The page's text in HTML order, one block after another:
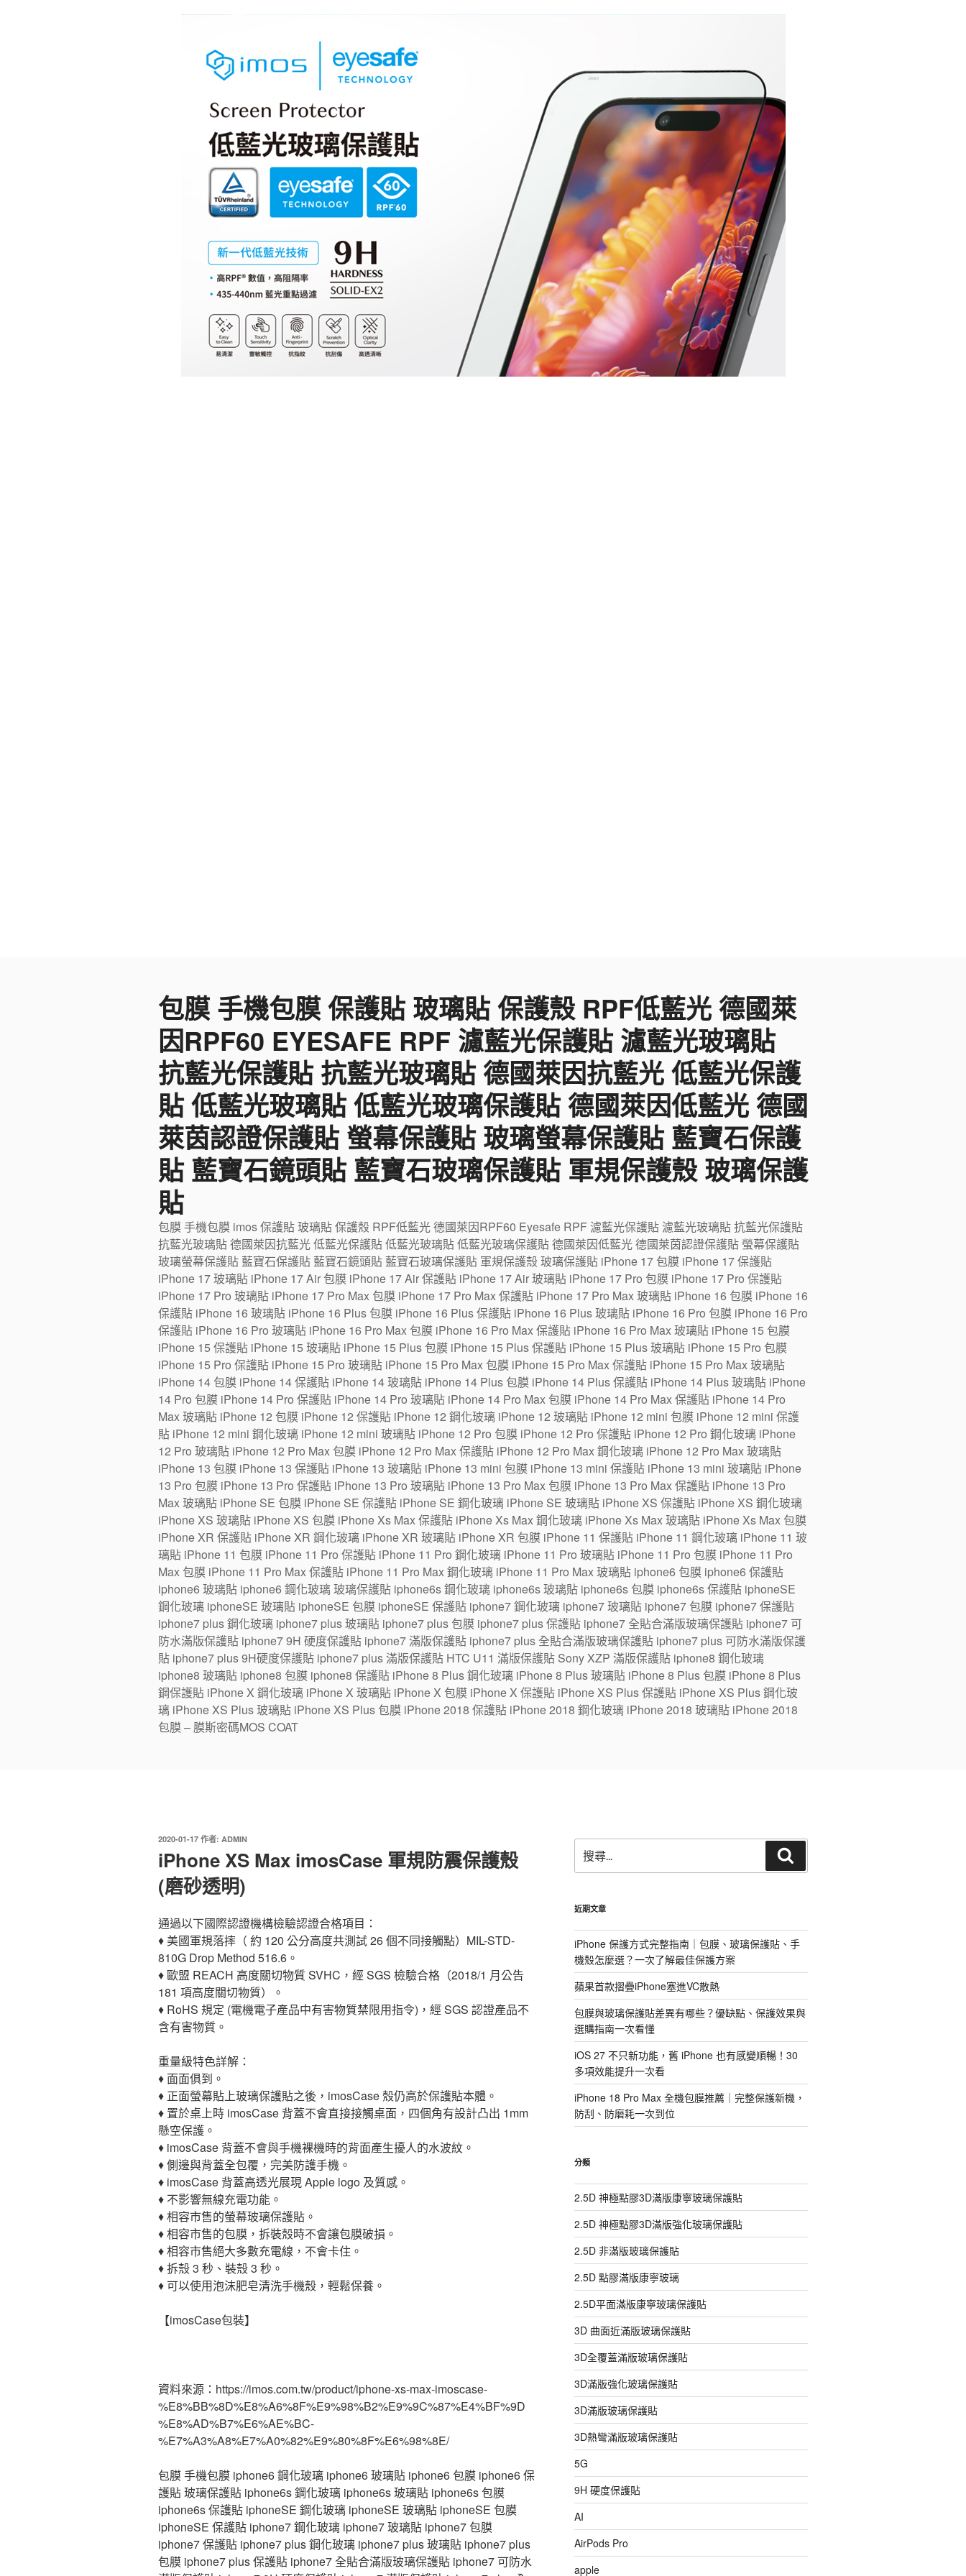
包膜 手機包膜 保護貼 玻璃貼 保護殼 RPF低藍光 德國萊
因RPF60 EYESAFE RPF 濾藍光保護貼 濾藍光玻璃貼
抗藍光保護貼 抗藍光玻璃貼 德國萊因抗藍光 低藍光保護
貼 低藍光玻璃貼 低藍光玻璃保護貼 德國萊因低藍光 德國
萊茵認證保護貼 螢幕保護貼 玻璃螢幕保護貼 藍寶石保護
貼 藍寶石鏡頭貼 藍寶石玻璃保護貼 軍規保護殼 玻璃保護
貼
包膜 手機包膜 imos 保護貼 玻璃貼 保護殼 RPF低藍光 德國萊因RPF60 Eyesafe RPF 濾藍光保護貼 濾藍光玻璃貼 抗藍光保護貼
抗藍光玻璃貼 德國萊因抗藍光 低藍光保護貼 低藍光玻璃貼 低藍光玻璃保護貼 德國萊因低藍光 德國萊茵認證保護貼 螢幕保護貼
玻璃螢幕保護貼 藍寶石保護貼 藍寶石鏡頭貼 藍寶石玻璃保護貼 軍規保護殼 玻璃保護貼 iPhone 17 包膜 iPhone 17 保護貼
iPhone 17 玻璃貼 iPhone 17 Air 包膜 iPhone 17 Air 保護貼 iPhone 17 Air 玻璃貼 iPhone 17 Pro 包膜 iPhone 17 Pro 保護貼
iPhone 17 Pro 玻璃貼 iPhone 17 Pro Max 包膜 iPhone 17 Pro Max 保護貼 iPhone 17 Pro Max 玻璃貼 iPhone 16 包膜 iPhone 16
保護貼 iPhone 16 玻璃貼 iPhone 16 Plus 包膜 iPhone 16 Plus 保護貼 iPhone 16 Plus 玻璃貼 iPhone 16 Pro 包膜 iPhone 16 Pro
保護貼 iPhone 16 Pro 玻璃貼 iPhone 16 Pro Max 包膜 iPhone 16 Pro Max 保護貼 iPhone 16 Pro Max 玻璃貼 iPhone 15 包膜
iPhone 15 保護貼 iPhone 15 玻璃貼 iPhone 15 Plus 包膜 iPhone 15 Plus 保護貼 iPhone 15 Plus 玻璃貼 iPhone 15 Pro 包膜
iPhone 15 Pro 保護貼 iPhone 15 Pro 玻璃貼 iPhone 15 Pro Max 包膜 iPhone 15 Pro Max 保護貼 iPhone 15 Pro Max 玻璃貼
iPhone 14 包膜 iPhone 14 保護貼 iPhone 14 玻璃貼 iPhone 14 Plus 包膜 iPhone 14 Plus 保護貼 iPhone 14 Plus 玻璃貼 iPhone
14 Pro 包膜 iPhone 14 Pro 保護貼 iPhone 14 Pro 玻璃貼 iPhone 14 Pro Max 包膜 iPhone 14 Pro Max 保護貼 iPhone 14 Pro
Max 玻璃貼 iPhone 12 包膜 iPhone 12 保護貼 iPhone 12 鋼化玻璃 iPhone 12 玻璃貼 iPhone 12 mini 包膜 iPhone 12 mini 保護
貼 iPhone 12 mini 鋼化玻璃 iPhone 12 mini 玻璃貼 iPhone 12 Pro 包膜 iPhone 12 Pro 保護貼 iPhone 12 Pro 鋼化玻璃 iPhone
12 Pro 玻璃貼 iPhone 12 Pro Max 包膜 iPhone 12 Pro Max 保護貼 iPhone 12 Pro Max 鋼化玻璃 iPhone 12 Pro Max 玻璃貼
iPhone 13 包膜 iPhone 13 保護貼 iPhone 13 玻璃貼 iPhone 13 mini 包膜 iPhone 13 mini 保護貼 iPhone 13 mini 玻璃貼 iPhone
13 Pro 包膜 iPhone 13 Pro 保護貼 iPhone 13 Pro 玻璃貼 iPhone 13 Pro Max 包膜 iPhone 13 Pro Max 保護貼 iPhone 13 Pro
Max 玻璃貼 iPhone SE 包膜 iPhone SE 保護貼 iPhone SE 鋼化玻璃 iPhone SE 玻璃貼 iPhone XS 保護貼 iPhone XS 鋼化玻璃
iPhone XS 玻璃貼 iPhone XS 包膜 iPhone Xs Max 保護貼 iPhone Xs Max 鋼化玻璃 iPhone Xs Max 玻璃貼 iPhone Xs Max 包膜
iPhone XR 保護貼 iPhone XR 鋼化玻璃 iPhone XR 玻璃貼 iPhone XR 包膜 iPhone 11 保護貼 iPhone 11 鋼化玻璃 iPhone 11 玻
璃貼 iPhone 11 包膜 iPhone 11 Pro 保護貼 iPhone 11 Pro 鋼化玻璃 iPhone 11 Pro 玻璃貼 iPhone 11 Pro 包膜 iPhone 11 Pro
Max 包膜 iPhone 11 Pro Max 保護貼 iPhone 11 Pro Max 鋼化玻璃 iPhone 11 Pro Max 玻璃貼 iphone6 包膜 iphone6 保護貼
iphone6 玻璃貼 iphone6 鋼化玻璃 玻璃保護貼 iphone6s 鋼化玻璃 iphone6s 玻璃貼 iphone6s 包膜 iphone6s 保護貼 iphoneSE
鋼化玻璃 iphoneSE 玻璃貼 iphoneSE 包膜 iphoneSE 保護貼 iphone7 鋼化玻璃 iphone7 玻璃貼 iphone7 包膜 iphone7 保護貼
iphone7 plus 鋼化玻璃 iphone7 plus 玻璃貼 iphone7 plus 包膜 iphone7 plus 保護貼 iphone7 全貼合滿版玻璃保護貼 iphone7 可
防水滿版保護貼 iphone7 9H 硬度保護貼 iphone7 滿版保護貼 iphone7 plus 全貼合滿版玻璃保護貼 iphone7 plus 可防水滿版保護
貼 iphone7 plus 9H硬度保護貼 iphone7 plus 滿版保護貼 HTC U11 滿版保護貼 Sony XZP 滿版保護貼 iphone8 鋼化玻璃
iphone8 玻璃貼 iphone8 包膜 iphone8 保護貼 iPhone 8 Plus 鋼化玻璃 iPhone 8 Plus 玻璃貼 iPhone 8 Plus 包膜 iPhone 8 Plus
鋼保護貼 iPhone X 鋼化玻璃 iPhone X 玻璃貼 iPhone X 包膜 iPhone X 保護貼 iPhone XS Plus 保護貼 iPhone XS Plus 鋼化玻
璃 iPhone XS Plus 玻璃貼 iPhone XS Plus 包膜 iPhone 2018 保護貼 iPhone 2018 鋼化玻璃 iPhone 2018 玻璃貼 iPhone 2018
包膜 – 膜斯密碼MOS COAT
發
2020-01-17 作者: ADMIN
iPhone XS Max imosCase 軍規防震保護殼
(磨砂透明)
通過以下國際認證機構檢驗認證合格項目：
♦ 美國軍規落摔（ 約 120 公分高度共測試 26 個不同接觸點）MIL-STD-
810G Drop Method 516.6。
♦ 歐盟 REACH 高度關切物質 SVHC，經 SGS 檢驗合格（2018/1 月公告
181 項高度關切物質）。
♦ RoHS 規定 (電機電子產品中有害物質禁限用指令)，經 SGS 認證產品不
含有害物質。
重量級特色詳解：
♦ 面面俱到。
♦ 正面螢幕貼上玻璃保護貼之後，imosCase 殼仍高於保護貼本體。
♦ 置於桌上時 imosCase 背蓋不會直接接觸桌面，四個角有設計凸出 1mm
懸空保護。
♦ imosCase 背蓋不會與手機裸機時的背面產生擾人的水波紋。
♦ 側邊與背蓋全包覆，完美防護手機。
♦ imosCase 背蓋高透光展現 Apple logo 及質感。
♦ 不影響無線充電功能。
♦ 相容市售的螢幕玻璃保護貼。
♦ 相容市售的包膜，拆裝殼時不會讓包膜破損。
♦ 相容市售絕大多數充電線，不會卡住。
♦ 拆殼 3 秒、裝殼 3 秒。
♦ 可以使用泡沫肥皂清洗手機殼，輕鬆保養。
【imosCase包裝】
資料來源：https://imos.com.tw/product/iphone-xs-max-imoscase-
%E8%BB%8D%E8%A6%8F%E9%98%B2%E9%9C%87%E4%BF%9D
%E8%AD%B7%E6%AE%BC-
%E7%A3%A8%E7%A0%82%E9%80%8F%E6%98%8E/
包膜 手機包膜 iphone6 鋼化玻璃 iphone6 玻璃貼 iphone6 包膜 iphone6 保
護貼 玻璃保護貼 iphone6s 鋼化玻璃 iphone6s 玻璃貼 iphone6s 包膜
iphone6s 保護貼 iphoneSE 鋼化玻璃 iphoneSE 玻璃貼 iphoneSE 包膜
iphoneSE 保護貼 iphone7 鋼化玻璃 iphone7 玻璃貼 iphone7 包膜
iphone7 保護貼 iphone7 plus 鋼化玻璃 iphone7 plus 玻璃貼 iphone7 plus
包膜 iphone7 plus 保護貼 iphone7 全貼合滿版玻璃保護貼 iphone7 可防水
尋
關
字:
尋
近期文章
iPhone 保護方式完整指南｜包膜、玻璃保護貼、手
機殼怎麼選？一次了解最佳保護方案
蘋果首款摺疊iPhone塞進VC散熱
包膜與玻璃保護貼差異有哪些？優缺點、保護效果與
選購指南一次看懂
iOS 27 不只新功能，舊 iPhone 也有感變順暢！30
多項效能提升一次看
iPhone 18 Pro Max 全機包膜推薦｜完整保護新機，
防刮、防磨耗一次到位
分類
2.5D 神極點膠3D滿版康寧玻璃保護貼
2.5D 神極點膠3D滿版強化玻璃保護貼
2.5D 非滿版玻璃保護貼
2.5D 點膠滿版康寧玻璃
2.5D平面滿版康寧玻璃保護貼
3D 曲面近滿版玻璃保護貼
3D全覆蓋滿版玻璃保護貼
3D滿版強化玻璃保護貼
3D滿版玻璃保護貼
3D熱彎滿版玻璃保護貼
5G
9H 硬度保護貼
AI
AirPods Pro
apple